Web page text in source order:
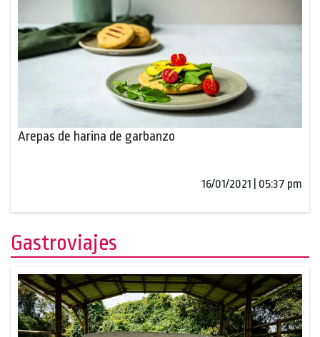
Arepas de harina de garbanzo
16/01/2021 | 05:37 pm
Gastroviajes